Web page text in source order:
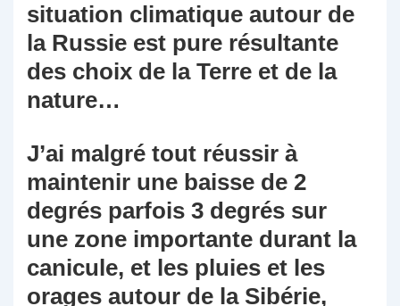
situation climatique autour de
la Russie est pure résultante
des choix de la Terre et de la
nature…
J’ai malgré tout réussir à
maintenir une baisse de 2
degrés parfois 3 degrés sur
une zone importante durant la
canicule, et les pluies et les
orages autour de la Sibérie,